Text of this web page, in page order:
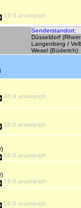
16:9 anamorph
Senderstandort:
Düsseldorf
Langenberg /
Wesel (Büderich)
16:9 anamorph
16:9 anamorph
16:9 anamorph
16:9 anamorph
16:9 anamorph